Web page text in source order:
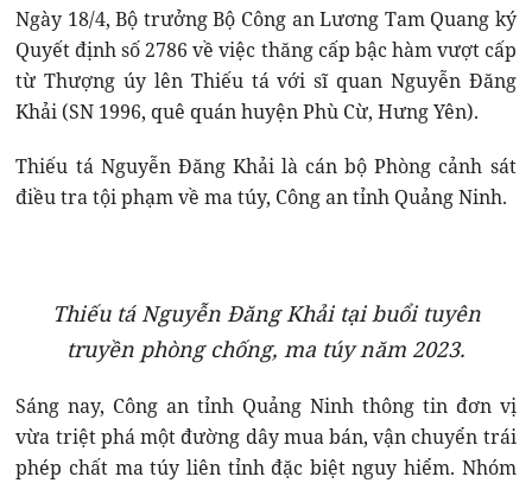
Ngày 18/4, Bộ trưởng Bộ Công an Lương Tam Quang ký
Quyết định số 2786 về việc thăng cấp bậc hàm vượt cấp
từ Thượng úy lên Thiếu tá với sĩ quan Nguyễn Đăng
Khải (SN 1996, quê quán huyện Phù Cừ, Hưng Yên).
Thiếu tá Nguyễn Đăng Khải là cán bộ Phòng cảnh sát
điều tra tội phạm về ma túy, Công an tỉnh Quảng Ninh.
Thiếu tá Nguyễn Đăng Khải tại buổi tuyên
truyền phòng chống, ma túy năm 2023.
Sáng nay, Công an tỉnh Quảng Ninh thông tin đơn vị
vừa triệt phá một đường dây mua bán, vận chuyển trái
phép chất ma túy liên tỉnh đặc biệt nguy hiểm. Nhóm